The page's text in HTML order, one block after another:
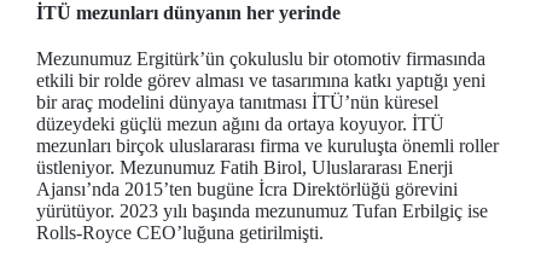
İTÜ mezunları dünyanın her yerinde
Mezunumuz Ergitürk’ün çokuluslu bir otomotiv firmasında
etkili bir rolde görev alması ve tasarımına katkı yaptığı yeni
bir araç modelini dünyaya tanıtması İTÜ’nün küresel
düzeydeki güçlü mezun ağını da ortaya koyuyor. İTÜ
mezunları birçok uluslararası firma ve kuruluşta önemli roller
üstleniyor. Mezunumuz Fatih Birol, Uluslararası Enerji
Ajansı’nda 2015’ten bugüne İcra Direktörlüğü görevini
yürütüyor. 2023 yılı başında mezunumuz Tufan Erbilgiç ise
Rolls-Royce CEO’luğuna getirilmişti.